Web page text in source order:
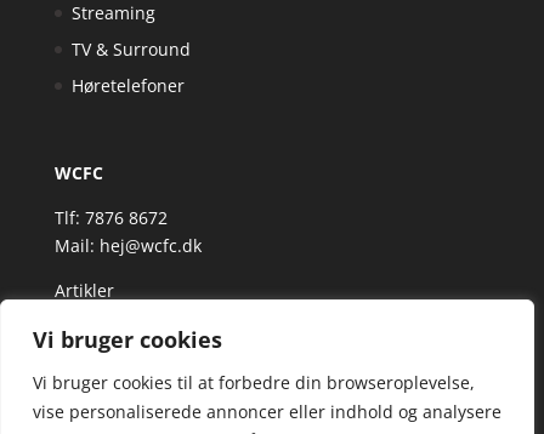
Vi bruger cookies
Vi bruger cookies til at forbedre din browseroplevelse,
vise personaliserede annoncer eller indhold og analysere
Streaming
TV & Surround
Høretelefoner
WCFC
Tlf: 7876 8672
Mail: hej@wcfc.dk
Artikler